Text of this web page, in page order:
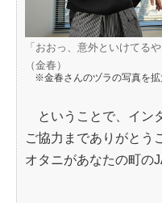
「おおっ、意外といけてる
（金春）
※金春さんのヅラの写真を拡
ということで、イン
ご協力までありがとう
オタニがあなたの町の